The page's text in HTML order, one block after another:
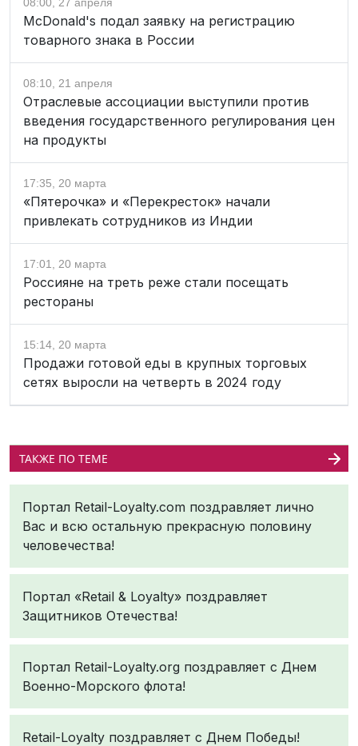
08:00, 27 апреля
McDonald's подал заявку на регистрацию
товарного знака в России
08:10, 21 апреля
Отраслевые ассоциации выступили против
введения государственного регулирования цен
на продукты
17:35, 20 марта
«Пятерочка» и «Перекресток» начали
привлекать сотрудников из Индии
17:01, 20 марта
Россияне на треть реже стали посещать
рестораны
15:14, 20 марта
Продажи готовой еды в крупных торговых
сетях выросли на четверть в 2024 году
ТАКЖЕ ПО ТЕМЕ
Портал Retail-Loyalty.com поздравляет лично
Вас и всю остальную прекрасную половину
человечества!
Портал «Retail & Loyalty» поздравляет
Защитников Отечества!
Портал Retail-Loyalty.org поздравляет с Днем
Военно-Морского флота!
Retail-Loyalty поздравляет с Днем Победы!